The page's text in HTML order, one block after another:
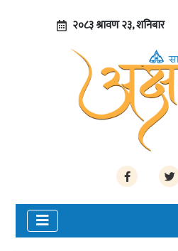
२०८३ श्रावण २३, शनिबार